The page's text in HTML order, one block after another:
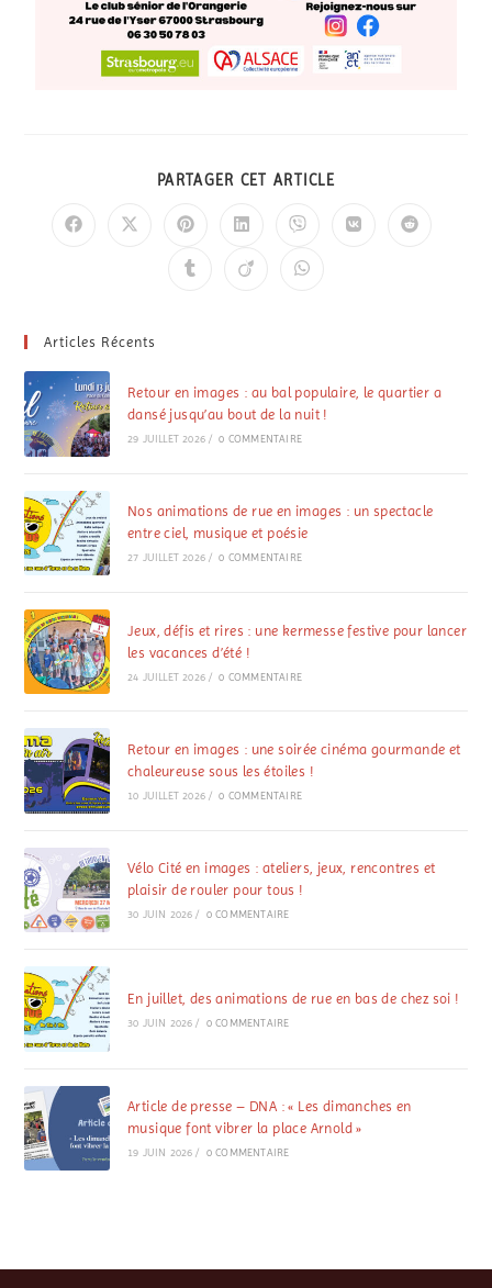
PARTAGER CET ARTICLE
Articles Récents
Retour en images : au bal populaire, le quartier a
dansé jusqu’au bout de la nuit !
29 JUILLET 2026 / 0 COMMENTAIRE
Nos animations de rue en images : un spectacle
entre ciel, musique et poésie
27 JUILLET 2026 / 0 COMMENTAIRE
Jeux, défis et rires : une kermesse festive pour lancer
les vacances d’été !
24 JUILLET 2026 / 0 COMMENTAIRE
Retour en images : une soirée cinéma gourmande et
chaleureuse sous les étoiles !
10 JUILLET 2026 / 0 COMMENTAIRE
Vélo Cité en images : ateliers, jeux, rencontres et
plaisir de rouler pour tous !
30 JUIN 2026 / 0 COMMENTAIRE
En juillet, des animations de rue en bas de chez soi !
30 JUIN 2026 / 0 COMMENTAIRE
Article de presse – DNA : « Les dimanches en
musique font vibrer la place Arnold »
19 JUIN 2026 / 0 COMMENTAIRE